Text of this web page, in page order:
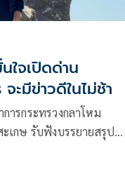
ใจเปิดด่าน
ะมีข่าวดีในไม่ช้า
ารกระทรวงกลาโหม
เกษ รับฟังบรรยายสรุป